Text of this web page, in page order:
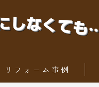
リフォーム事例